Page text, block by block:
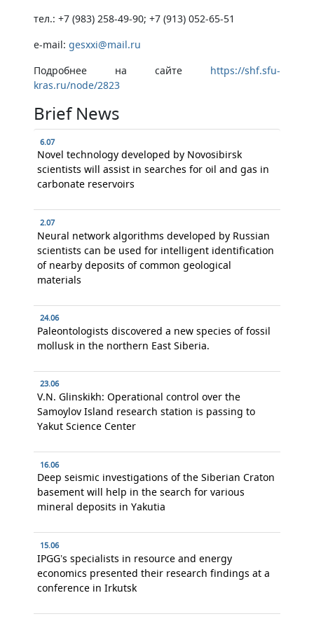
тел.: +7 (983) 258-49-90; +7 (913) 052-65-51
e-mail: gesxxi@mail.ru
Подробнее на сайте https://shf.sfu-
kras.ru/node/2823
Brief News
6.07
Novel technology developed by Novosibirsk
scientists will assist in searches for oil and gas in
carbonate reservoirs
2.07
Neural network algorithms developed by Russian
scientists can be used for intelligent identification
of nearby deposits of common geological
materials
24.06
Paleontologists discovered a new species of fossil
mollusk in the northern East Siberia.
23.06
V.N. Glinskikh: Operational control over the
Samoylov Island research station is passing to
Yakut Science Center
16.06
Deep seismic investigations of the Siberian Craton
basement will help in the search for various
mineral deposits in Yakutia
15.06
IPGG’s specialists in resource and energy
economics presented their research findings at a
conference in Irkutsk